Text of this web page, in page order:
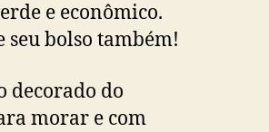
e econômico.
seu bolso também!
do
morar e com